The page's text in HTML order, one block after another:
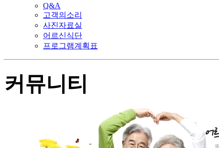
Q&A
고객의소리
사진자료실
어르신식단
프로그램계획표
커뮤니티